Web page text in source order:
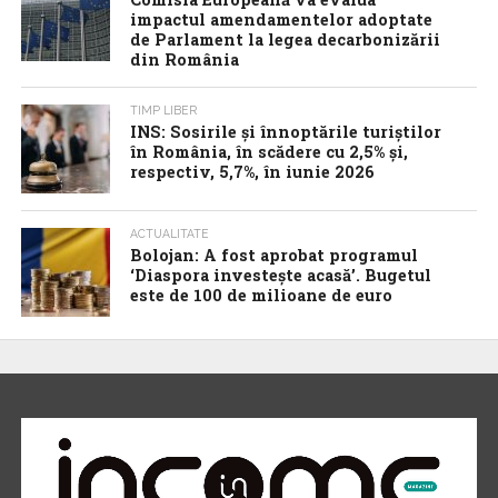
impactul amendamentelor adoptate
de Parlament la legea decarbonizării
din România
TIMP LIBER
INS: Sosirile și înnoptările turiștilor
în România, în scădere cu 2,5% și,
respectiv, 5,7%, în iunie 2026
ACTUALITATE
Bolojan: A fost aprobat programul
‘Diaspora investește acasă’. Bugetul
este de 100 de milioane de euro